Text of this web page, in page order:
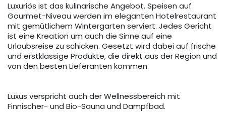
Luxuriös ist das kulinarische Angebot. Speisen auf
Gourmet-Niveau werden im eleganten Hotelrestaurant
mit gemütlichem Wintergarten serviert. Jedes Gericht
ist eine Kreation um auch die Sinne auf eine
Urlaubsreise zu schicken. Gesetzt wird dabei auf frische
und erstklassige Produkte, die direkt aus der Region und
von den besten Lieferanten kommen.
Luxus verspricht auch der Wellnessbereich mit
Finnischer- und Bio-Sauna und Dampfbad.